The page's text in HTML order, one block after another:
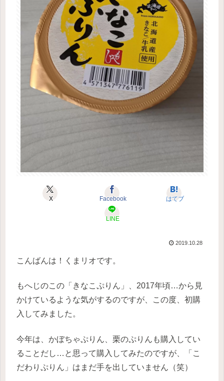
X Facebook はてブ
LINE
2019.10.28
こんばんは！くまリオです。
もへじのこの「きなこぷりん」、2017年頃…から見
かけているような気がするのですが、この度、初購
入してみました。
今年は、かぼちゃぷりん、栗のぷりんも購入してい
ることだし…と思って購入してみたのですが、「こ
だわりぷりん」はまだ手を出していません（笑）